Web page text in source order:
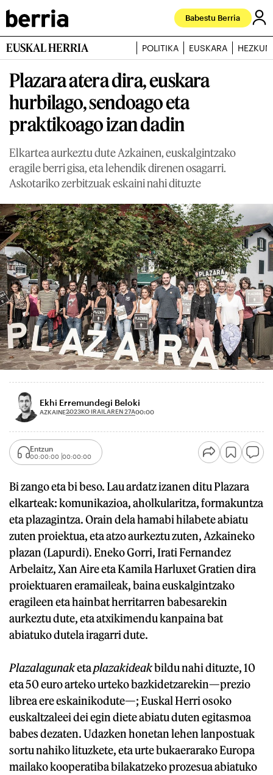
Babestu Berria
EUSKAL HERRIA POLITIKA EUSKARA
Plazara atera dira, euskara
hurbilago, sendoago eta
praktikoago izan dadin
Elkartea aurkeztu dute Azkainen, euskalgintzako
eragile berri gisa, eta lehendik direnen osagarri.
Askotariko zerbitzuak eskaini nahi dituzte
Ekhi Erremundegi Beloki
AZKAINE2023KO IRAILAREN 27A00:00
Entzun
00:00:00 00:00:00
Bi zango eta bi beso. Lau ardatz izanen ditu Plazara
elkarteak: komunikazioa, aholkularitza, formakuntza
eta plazagintza. Orain dela hamabi hilabete abiatu
zuten proiektua, eta atzo aurkeztu zuten, Azkaineko
plazan (Lapurdi). Eneko Gorri, Irati Fernandez
Arbelaitz, Xan Aire eta Kamila Harluxet Gratien dira
proiektuaren eramaileak, baina euskalgintzako
eragileen eta hainbat herritarren babesarekin
aurkeztu dute, eta atxikimendu kanpaina bat
abiatuko dutela iragarri dute.
Plazalagunaketaplazakideakbildu nahi dituzte, 10
eta 50 euro arteko urteko bazkidetzarekin—prezio
librea ere eskainikodute—; Euskal Herri osoko
euskaltzaleei dei egin diete abiatu duten egitasmoa
babes dezaten. Udazken honetan lehen lanpostuak
sortu nahiko lituzkete, eta urte bukaerarako Europa
mailako kooperatiba bilakatzeko prozesua abiatuko